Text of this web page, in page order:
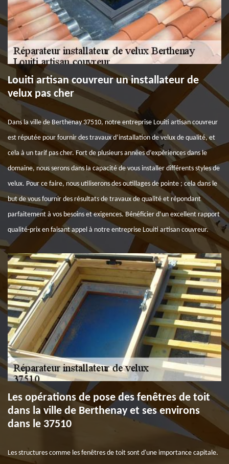
Louiti artisan couvreur un installateur de
velux pas cher
Dans la ville de Berthenay 37510, notre entreprise Louiti artisan couvreur
est réputée pour fournir des travaux d’installation de velux de qualité, et
cela à un tarif pas cher. Fort de plusieurs années d’expériences dans le
domaine, nous serons dans la capacité de vous installer différents styles de
velux. Pour ce faire, nous utiliserons des outillages de pointe ; cela dans le
but de vous fournir des résultats de travaux de qualité et répondant
parfaitement à vos besoins et exigences. Bénéficier d’un excellent rapport
qualité-prix en faisant appel à notre entreprise Louiti artisan couvreur.
Les opérations de pose des fenêtres de toit
dans la ville de Berthenay et ses environs
dans le 37510
Les structures comme les fenêtres de toit sont d'une importance capitale.